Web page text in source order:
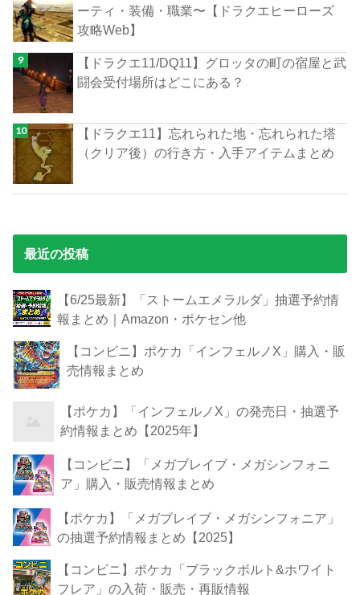
ーティ・装備・職業〜【ドラクエヒーローズ
攻略Web】
【ドラクエ11/DQ11】グロッタの町の宿屋と武
闘会受付場所はどこにある？
【ドラクエ11】忘れられた地・忘れられた塔
（クリア後）の行き方・入手アイテムまとめ
最近の投稿
【6/25最新】「ストームエメラルダ」抽選予約情
報まとめ｜Amazon・ポケセン他
【コンビニ】ポケカ「インフェルノX」購入・販
売情報まとめ
【ポケカ】「インフェルノX」の発売日・抽選予
約情報まとめ【2025年】
【コンビニ】「メガブレイブ・メガシンフォニ
ア」購入・販売情報まとめ
【ポケカ】「メガブレイブ・メガシンフォニア」
の抽選予約情報まとめ【2025】
【コンビニ】ポケカ「ブラックボルト&ホワイト
フレア」の入荷・販売・再販情報